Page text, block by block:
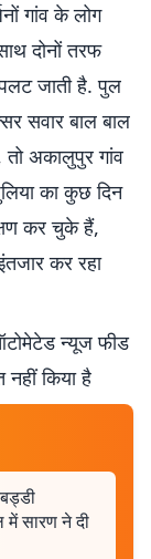
गांव के लोग
दोनों तरफ
जाती है. पुल
सवार बाल बाल
अकालुपुर गांव
का कुछ दिन
कर चुके हैं,
कर रहा
न्यूज फीड
किया है
में सारण ने दी